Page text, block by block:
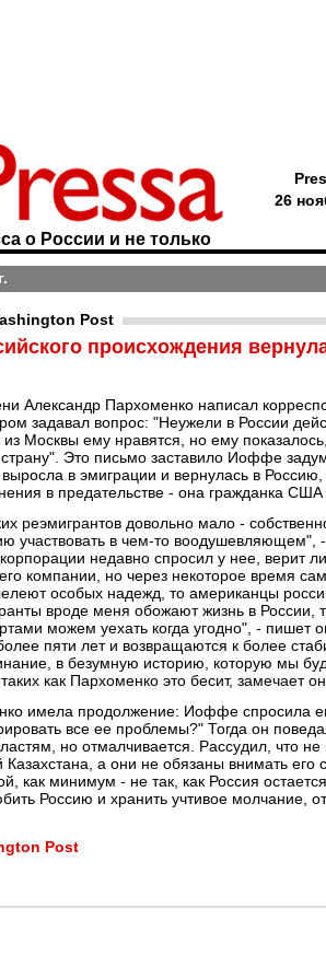
о России и не только
26
Post
происхождения
Александр Пархоменко написал
задавал вопрос: "Неужели в России
Москвы ему нравятся, но ему
страну". Это письмо заставило Иоффе
в эмиграции и вернулась в
в предательстве - она гражданка США
реэмигрантов довольно мало -
участвовать в чем-то
недавно спросил у нее, верит
компании, но через некоторое время
особых надежд, то американцы
вроде меня обожают жизнь в России,
можем уехать когда угодно", -
пяти лет и возвращаются к более
в безумную историю, которую мы
как Пархоменко это бесит, замечает
имела продолжение: Иоффе спросила
все ее проблемы?" Тогда он
но отмалчивается. Рассудил, что не
а они не обязаны внимать его
как минимум - не так, как Россия
Россию и хранить учтивое молчание,
Post